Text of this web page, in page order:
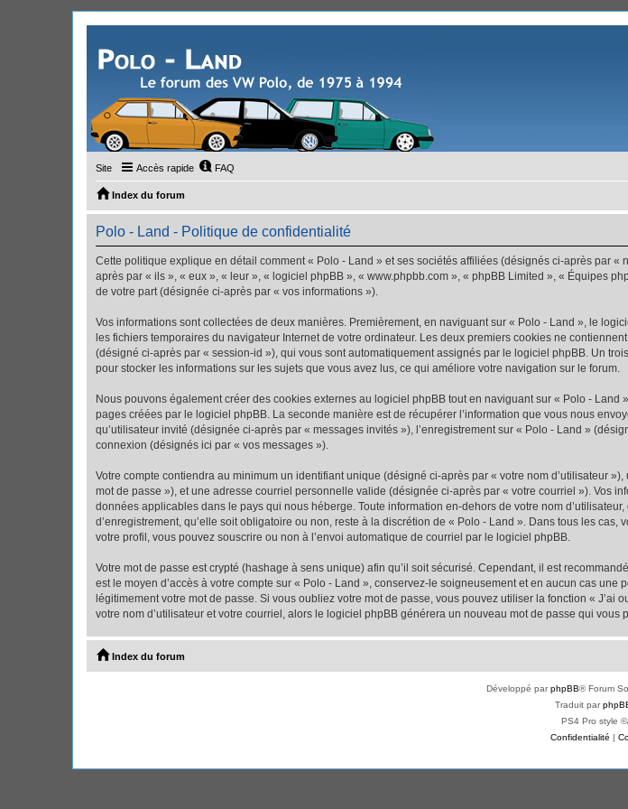
Site Accès rapide FAQ
Index du forum
Polo - Land - Politique de confidentialité
Cette politique explique en détail comment « Polo - Land » et ses sociétés affiliées (désignés ci-après par
après par « ils », « eux », « leur », « logiciel phpBB », « www.phpbb.com », « phpBB Limited », « Équipes
de votre part (désignée ci-après par « vos informations »).
Vos informations sont collectées de deux manières. Premièrement, en naviguant sur « Polo - Land », le
les fichiers temporaires du navigateur Internet de votre ordinateur. Les deux premiers cookies ne
(désigné ci-après par « session-id »), qui vous sont automatiquement assignés par le logiciel phpBB. Un
pour stocker les informations sur les sujets que vous avez lus, ce qui améliore votre navigation sur le forum.
Nous pouvons également créer des cookies externes au logiciel phpBB tout en naviguant sur « Polo -
pages créées par le logiciel phpBB. La seconde manière est de récupérer l’information que vous nous
qu’utilisateur invité (désignée ci-après par « messages invités »), l’enregistrement sur « Polo - Land »
connexion (désignés ici par « vos messages »).
Votre compte contiendra au minimum un identifiant unique (désigné ci-après par « votre nom d’utilisateur
mot de passe »), et une adresse courriel personnelle valide (désignée ci-après par « votre courriel »). Vos
données applicables dans le pays qui nous héberge. Toute information en-dehors de votre nom
d’enregistrement, qu’elle soit obligatoire ou non, reste à la discrétion de « Polo - Land ». Dans tous les
votre profil, vous pouvez souscrire ou non à l’envoi automatique de courriel par le logiciel phpBB.
Votre mot de passe est crypté (hashage à sens unique) afin qu’il soit sécurisé. Cependant, il est
est le moyen d’accès à votre compte sur « Polo - Land », conservez-le soigneusement et en aucun cas
légitimement votre mot de passe. Si vous oubliez votre mot de passe, vous pouvez utiliser la fonction «
votre nom d’utilisateur et votre courriel, alors le logiciel phpBB générera un nouveau mot de passe qui vous
Index du forum
Développé parphpBB® Forum
Traduit par
PS4 Pro style ©
Confidentialité |